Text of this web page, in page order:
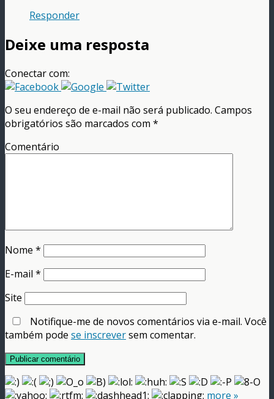
Responder
Deixe uma resposta
Conectar com:
O seu endereço de e-mail não será publicado. Campos
obrigatórios são marcados com *
Comentário
Nome *
E-mail *
Site
Notifique-me de novos comentários via e-mail. Você
também pode se inscreversem comentar.
more »